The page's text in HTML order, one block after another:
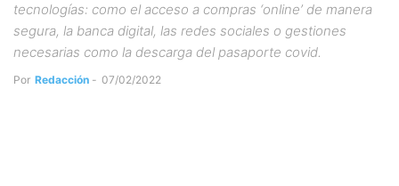
tecnologías: como el acceso a compras ‘online’ de manera
segura, la banca digital, las redes sociales o gestiones
necesarias como la descarga del pasaporte covid.
Por Redacción - 07/02/2022